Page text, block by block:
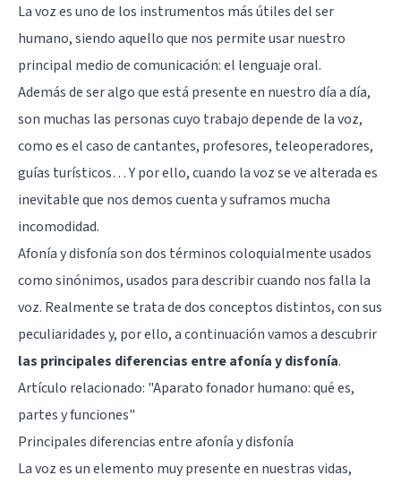
La voz es uno de los instrumentos más útiles del ser
humano, siendo aquello que nos permite usar nuestro
principal medio de comunicación: el lenguaje oral.
Además de ser algo que está presente en nuestro día a día,
son muchas las personas cuyo trabajo depende de la voz,
como es el caso de cantantes, profesores, teleoperadores,
guías turísticos… Y por ello, cuando la voz se ve alterada es
inevitable que nos demos cuenta y suframos mucha
incomodidad.
Afonía y disfonía son dos términos coloquialmente usados
como sinónimos, usados para describir cuando nos falla la
voz. Realmente se trata de dos conceptos distintos, con sus
peculiaridades y, por ello, a continuación vamos a descubrir
las principales diferencias entre afonía y disfonía.
Artículo relacionado: "Aparato fonador humano: qué es,
partes y funciones"
Principales diferencias entre afonía y disfonía
La voz es un elemento muy presente en nuestras vidas,